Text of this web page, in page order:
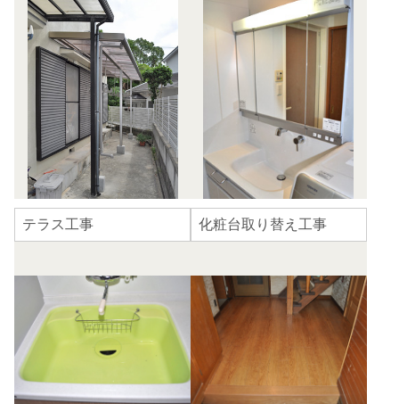
テラス工事 化粧台取り替え工事